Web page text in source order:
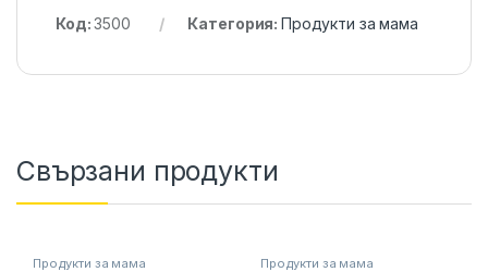
Код:3500 Категория: Продукти за мама
Свързани продукти
Продукти за мама Продукти за мама